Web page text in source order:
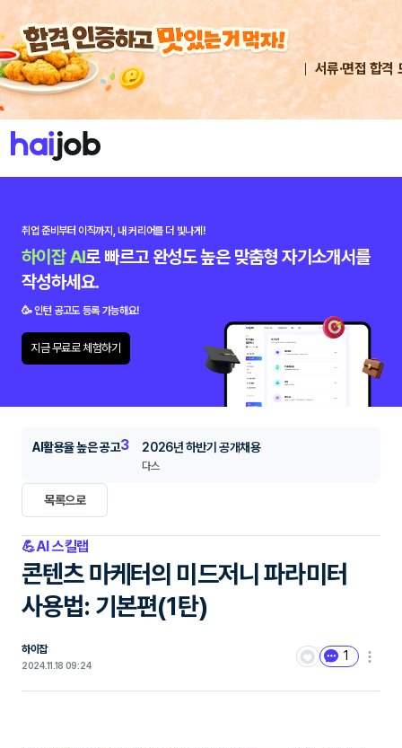
서류·면접 합격
취업 준비부터 이직까지,내 커리어를 더 빛나게!
하이잡 AI로 빠르고 완성도 높은 맞춤형 자기소개서를
작성하세요.
🥳 인턴 공고도 등록 가능해요!
지금 무료로 체험하기
AI활용율 높은 공고3 2026년 하반기 공개채용
다스
목록으로
💪AI 스킬랩
콘텐츠 마케터의 미드저니 파라미터
사용법: 기본편(1탄)
하이잡
2024.11.18 09:24
1